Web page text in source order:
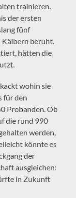
trainieren.
der ersten
fünf
Kälbern beruht.
hätten die
wohin sie
für den
Probanden. Ob
die rund 990
werden,
könnte es
der
ausgleichen:
in Zukunft